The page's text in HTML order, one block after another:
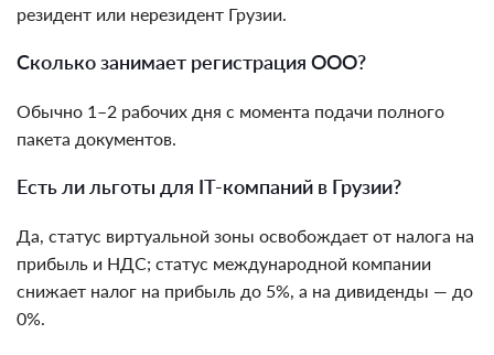
резидент или нерезидент Грузии.
Сколько занимает регистрация ООО?
Обычно 1–2 рабочих дня с момента подачи полного
пакета документов.
Есть ли льготы для IT-компаний в Грузии?
Да, статус виртуальной зоны освобождает от налога на
прибыль и НДС; статус международной компании
снижает налог на прибыль до 5%, а на дивиденды — до
0%.